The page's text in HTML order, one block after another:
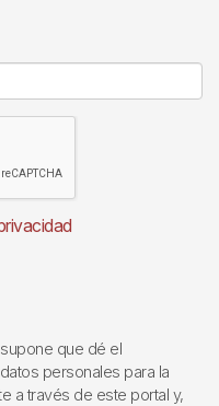
que dé el
personales para la
a través de este portal y,